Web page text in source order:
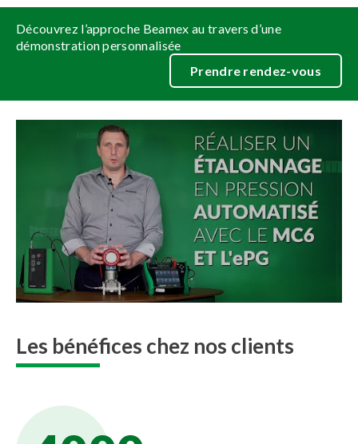
Découvrez l’approche Beamex au travers d’une
démonstration personnalisée
Prendre rendez-vous
Les bénéfices chez nos clients